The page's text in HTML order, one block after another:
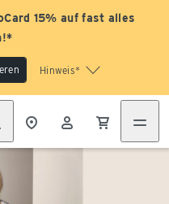
15% auf fast alles
Hinweis*